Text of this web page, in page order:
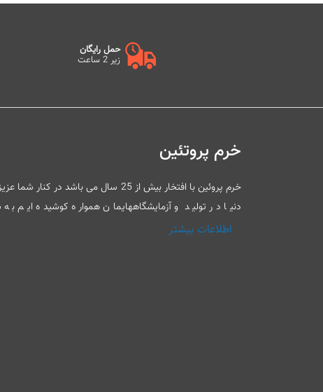
حمل رایگان
زیر 2 ساعت
خرم پروتئین
خرم پروئین با افتخار بیش از 25 سال
دنیا در تولید و آزمایشگاههایمان همواره کوشیده
اطلاعات بیشتر